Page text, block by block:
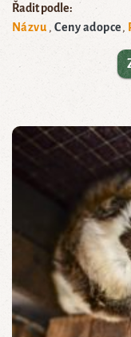
Řadit podle:
Názvu
Ceny adopce